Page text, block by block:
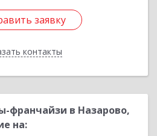
заявку
контакты
заявку
Назад
франчайзи в Назарово,
на: